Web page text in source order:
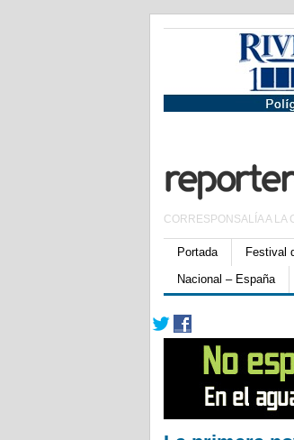
CORRESPONSALÍA A LA
Portada Festival
Nacional – España